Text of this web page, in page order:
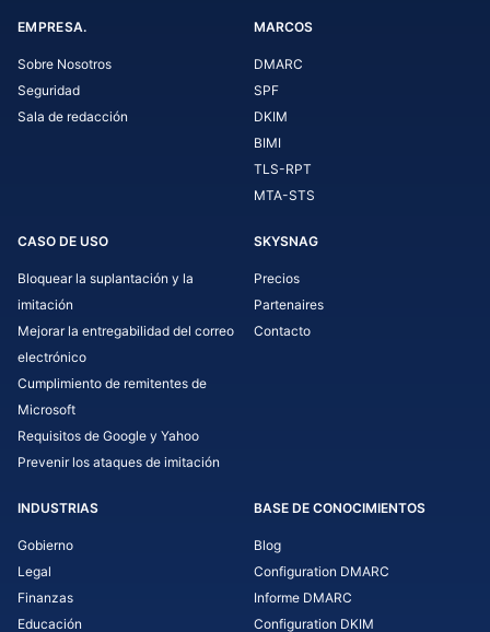
EMPRESA.
Sobre Nosotros
Seguridad
Sala de redacción
MARCOS
DMARC
SPF
DKIM
BIMI
TLS-RPT
MTA-STS
CASO DE USO
Bloquear la suplantación y la
imitación
Mejorar la entregabilidad del correo
electrónico
Cumplimiento de remitentes de
Microsoft
Requisitos de Google y Yahoo
Prevenir los ataques de imitación
SKYSNAG
Precios
Partenaires
Contacto
INDUSTRIAS
Gobierno
Legal
Finanzas
Educación
BASE DE CONOCIMIENTOS
Blog
Configuration DMARC
Informe DMARC
Configuration DKIM